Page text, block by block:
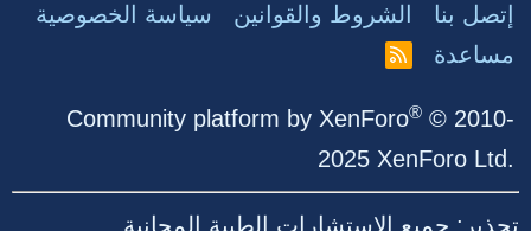
إتصل بنا الشروط والقوانين
سياسة الخصوصية
مساعدة
R
Community platform by XenForo® © 2010-
2025 XenForo Ltd.
تحذير: جميع الاستشارات الطبية المجانية